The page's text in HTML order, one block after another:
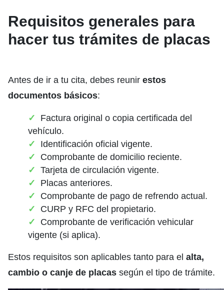
Requisitos generales para
hacer tus trámites de placas
Antes de ir a tu cita, debes reunir estos
documentos básicos:
Factura original o copia certificada del
vehículo.
Identificación oficial vigente.
Comprobante de domicilio reciente.
Tarjeta de circulación vigente.
Placas anteriores.
Comprobante de pago de refrendo actual.
CURP y RFC del propietario.
Comprobante de verificación vehicular
vigente (si aplica).
Estos requisitos son aplicables tanto para el alta,
cambio o canje de placas según el tipo de trámite.